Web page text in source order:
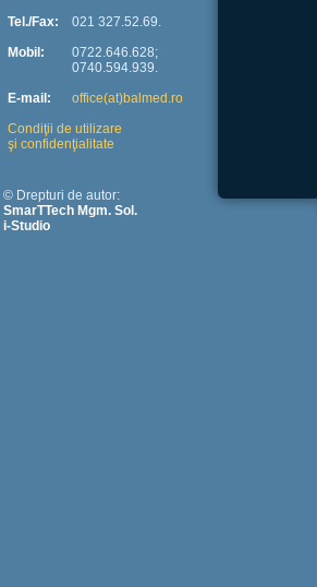
Tel./Fax:
Mobil:
E-mail:
021 327.52.69.
0722.646.628;
0740.594.939.
office(at)balmed.ro
Condiţii de utilizare
şi confidenţialitate
© Drepturi de autor:
SmarTTech Mgm. Sol.
i-Studio